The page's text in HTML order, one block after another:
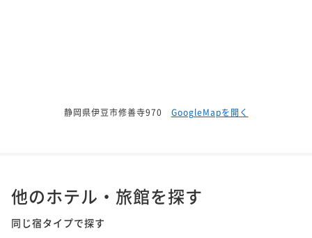
静岡県伊豆市修善寺970 GoogleMapを開く
他のホテル・旅館を探す
同じ宿タイプで探す